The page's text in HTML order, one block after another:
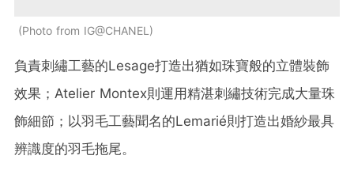
Photo from IG@CHANEL
負責刺繡工藝的Lesage打造出猶如珠寶般的立體裝飾
效果；Atelier Montex則運用精湛刺繡技術完成大量珠
飾細節；以羽毛工藝聞名的Lemarié則打造出婚紗最具
辨識度的羽毛拖尾。